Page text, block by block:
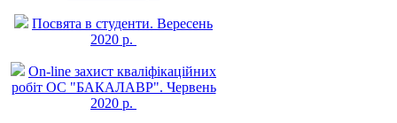
Посвята в студенти. Вересень
2020 р.
On-line захист квалiфiкацiйних
робiт ОС "БАКАЛАВР". Червень
2020 р.